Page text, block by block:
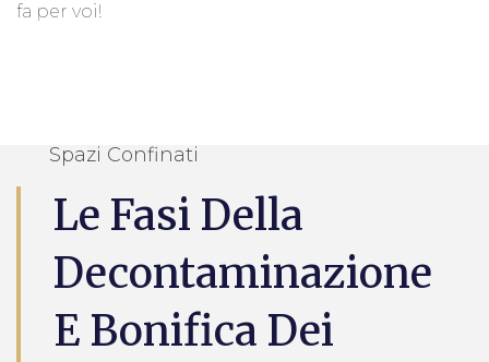
fa per voi!
Spazi Confinati
Le Fasi Della
Decontaminazione
E Bonifica Dei